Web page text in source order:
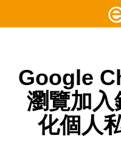
Google
瀏覽加入
化個人